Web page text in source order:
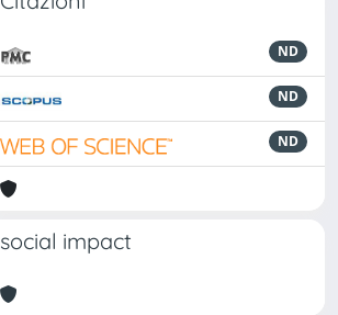
ND
ND
ND
social impact